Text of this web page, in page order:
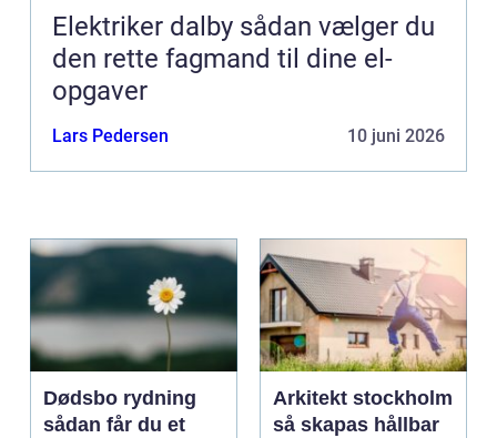
Elektriker dalby sådan vælger du
den rette fagmand til dine el-
opgaver
Lars Pedersen 10 juni 2026
Dødsbo rydning
sådan får du et
Arkitekt stockholm
så skapas hållbar